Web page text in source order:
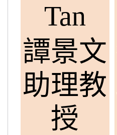
Tan
譚景文
助理教
授